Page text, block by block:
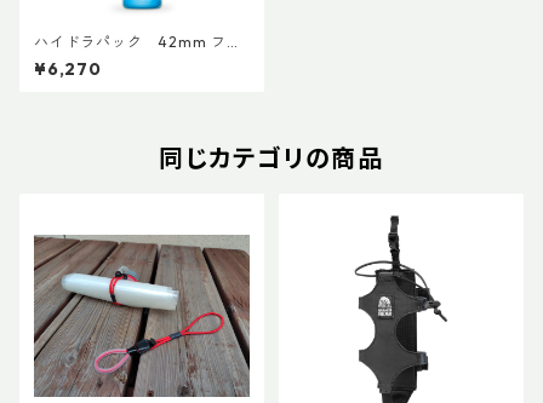
ハイドラパック 42mm フィ
ルターキャップ
¥6,270
同じカテゴリの商品